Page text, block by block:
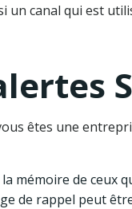
un canal qui est
êtes une
mémoire de ceux
de rappel peut